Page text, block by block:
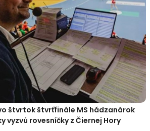
štvrtok štvrťfinále MS hádzanárok
vyzvú rovesníčky z Čiernej Hory